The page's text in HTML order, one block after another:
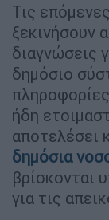
Τις
ξεκινήσουν
διαγνώσεις
δημόσιο
ήδη
αποτελέσει
δημόσια
βρίσκονται
για τις